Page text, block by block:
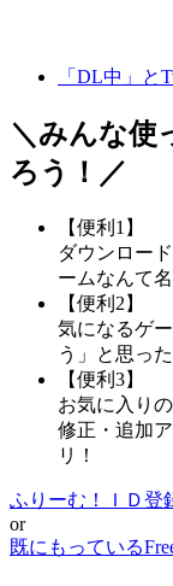
「DL中」と
＼みんな使
ろう！／
【便利1】
ダウンロー
ームなんて
【便利2】
気になるゲ
う」と思っ
【便利3】
お気に入り
修正・追加
リ！
ふりーむ！ＩＤ登
or
既にもっている